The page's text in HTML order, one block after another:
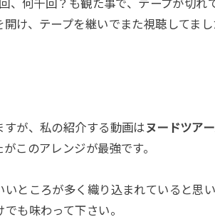
、何千回？も観た事で、テープが切れ
け、テープを継いでまた視聴してま
が、私の紹介する動画は ヌードツア
このアレンジが最強です。
ところが多く織り込まれていると思
も味わって下さい。